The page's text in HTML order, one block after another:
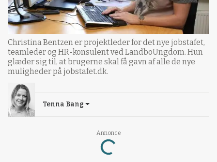
Annonce
Loading...
Christina Bentzen er projektleder for det nye jobstafet,
teamleder og HR-konsulent ved LandboUngdom. Hun
glæder sig til, at brugerne skal få gavn af alle de nye
muligheder på jobstafet.dk.
Tenna Bang